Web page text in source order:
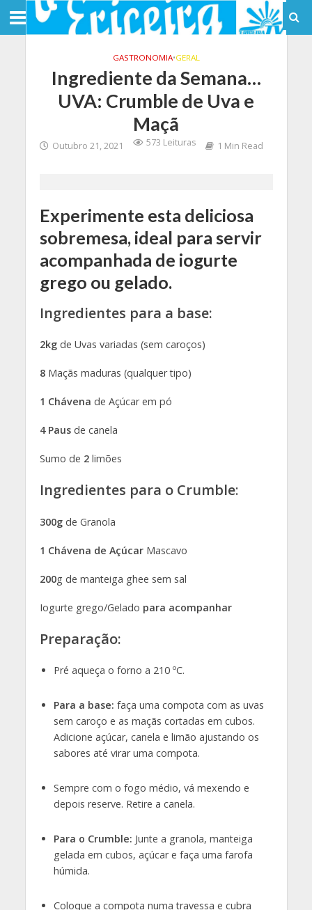
GASTRONOMIA•GERAL
Ingrediente da Semana…
UVA: Crumble de Uva e
Maçã
Outubro 21, 2021 573 Leituras 1 Min Read
Experimente esta deliciosa
sobremesa, ideal para servir
acompanhada de iogurte
grego ou gelado.
Ingredientes para a base:
2kg de Uvas variadas (sem caroços)
8 Maçãs maduras (qualquer tipo)
1 Chávena de Açúcar em pó
4 Pausde canela
Sumo de 2limões
Ingredientes para o Crumble:
300gde Granola
1 Chávena de AçúcarMascavo
200g de manteiga ghee sem sal
Iogurte grego/Gelado para acompanhar
Preparação:
Pré aqueça o forno a 210 ºC.
Para a base: faça uma compota com as uvas
sem caroço e as maçãs cortadas em cubos.
Adicione açúcar, canela e limão ajustando os
sabores até virar uma compota.
Sempre com o fogo médio, vá mexendo e
depois reserve. Retire a canela.
Para o Crumble: Junte a granola, manteiga
gelada em cubos, açúcar e faça uma farofa
húmida.
Coloque a compota numa travessa e cubra